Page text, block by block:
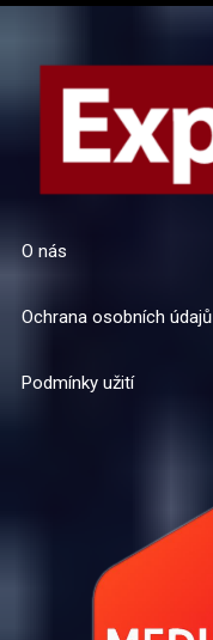
O nás
Ochrana osobních údajů
Podmínky užití